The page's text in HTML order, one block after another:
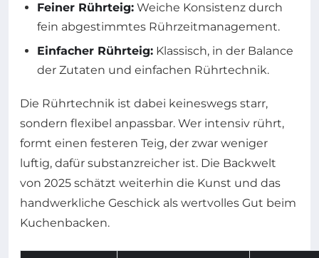
Feiner Rührteig: Weiche Konsistenz durch
fein abgestimmtes Rührzeitmanagement.
Einfacher Rührteig: Klassisch, in der Balance
der Zutaten und einfachen Rührtechnik.
Die Rührtechnik ist dabei keineswegs starr,
sondern flexibel anpassbar. Wer intensiv rührt,
formt einen festeren Teig, der zwar weniger
luftig, dafür substanzreicher ist. Die Backwelt
von 2025 schätzt weiterhin die Kunst und das
handwerkliche Geschick als wertvolles Gut beim
Kuchenbacken.